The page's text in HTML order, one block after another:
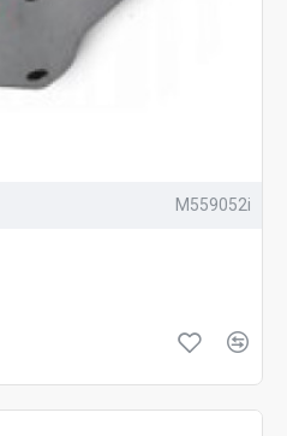
M559052i